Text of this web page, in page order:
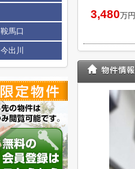
3,480万円
馬口
出川